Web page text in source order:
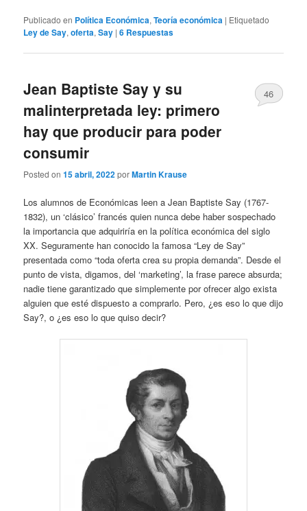
Publicado en Política Económica,Teoría económica | Etiquetado
Ley de Say,oferta,Say |6 Respuestas
Jean Baptiste Say y su
malinterpretada ley: primero
hay que producir para poder
consumir
Posted on15 abril, 2022porMartin Krause
46
Los alumnos de Económicas leen a Jean Baptiste Say (1767-
1832), un ‘clásico’ francés quien nunca debe haber sospechado
la importancia que adquiriría en la política económica del siglo
XX. Seguramente han conocido la famosa “Ley de Say”
presentada como “toda oferta crea su propia demanda”. Desde el
punto de vista, digamos, del ‘marketing’, la frase parece absurda;
nadie tiene garantizado que simplemente por ofrecer algo exista
alguien que esté dispuesto a comprarlo. Pero, ¿es eso lo que dijo
Say?, o ¿es eso lo que quiso decir?